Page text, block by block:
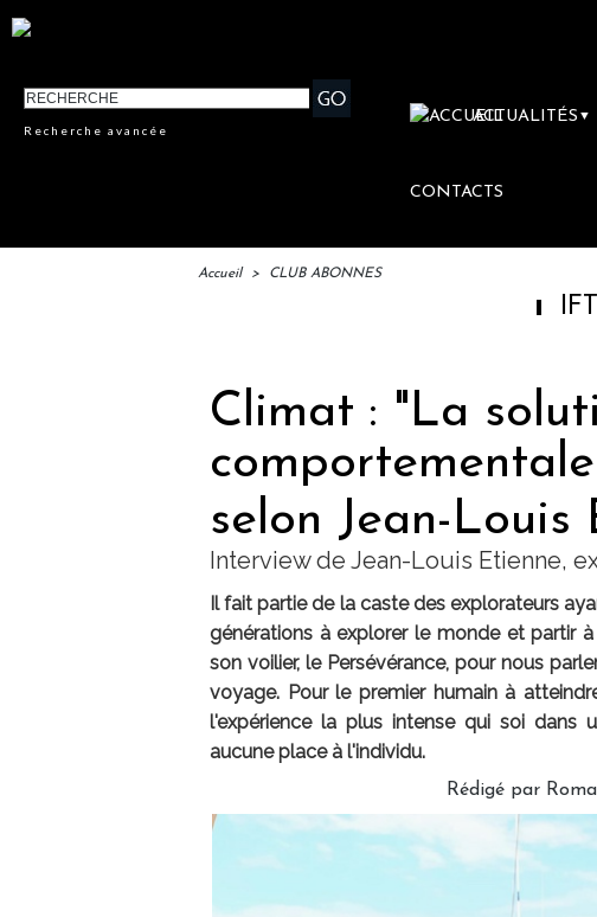
Recherche avancée
ACTUALITÉS ▼
CONTACTS
Accueil > CLUB ABONNES
IFTM :
Climat : "La
selon Jean-Louis
Interview de Jean-Louis Etienne,
Il fait partie de la caste des explorateurs
générations à explorer le monde et partir
son voilier, le Persévérance, pour nous
voyage. Pour le premier humain à
l'expérience la plus intense qui soi dans
aucune place à l'individu.
Rédigé par